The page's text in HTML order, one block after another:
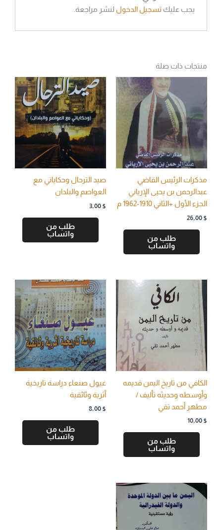
يجب عليك تسجيل الدخول لنشر مراجعة.
منتجات ذات صلة
مذكرات الرئيس القاضي
عبدالرحمن بن يحيى الإرياني
الجزء الأول +الثاني 1910-1962 م
26,00 $
طلب من
واتساب
صيد الترحال وحكاياتي مع
العواصم والبلدان
3,00 $
طلب من
واتساب
الكافي من تاريخ اليمن قديمه
وأوسطه وحديثه تأليف /
مطهر أحمد تقي
10,00 $
طلب من
واتساب
غيول صنعاء دراسة تاريخية
أثرية وثائقية
8,00 $
طلب من
واتساب